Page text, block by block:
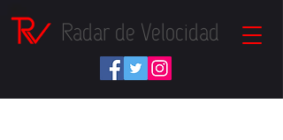
Radar de Velocidad